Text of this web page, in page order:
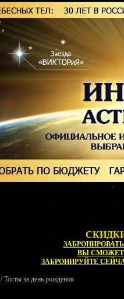
ВЫ
ЗАБРОНИРУЙТЕ
/ Тосты за день рождения